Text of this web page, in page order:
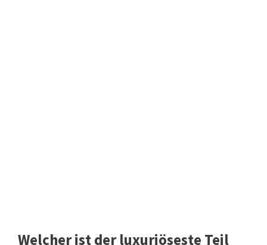
Welcher ist der luxuriöseste Teil